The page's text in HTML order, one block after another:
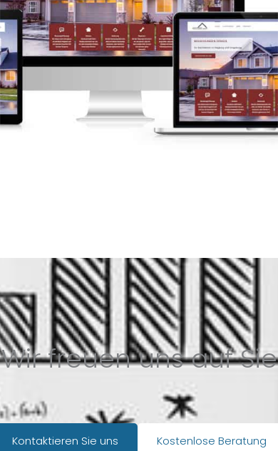
Wir freuen uns auf Sie
Kontaktieren Sie uns Kostenlose Beratung